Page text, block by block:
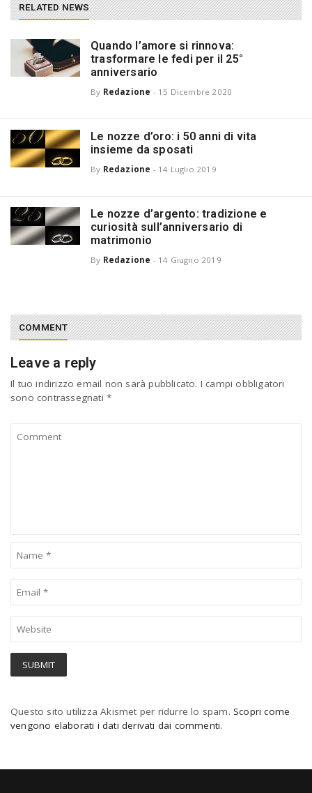
RELATED NEWS
Quando l’amore si rinnova:
trasformare le fedi per il 25°
anniversario
By Redazione - 15 Dicembre 2020
Le nozze d’oro: i 50 anni di vita
insieme da sposati
By Redazione - 14 Luglio 2019
Le nozze d’argento: tradizione e
curiosità sull’anniversario di
matrimonio
By Redazione - 14 Giugno 2019
COMMENT
Leave a reply
Il tuo indirizzo email non sarà pubblicato. I campi obbligatori
sono contrassegnati *
Questo sito utilizza Akismet per ridurre lo spam. Scopri come
vengono elaborati i dati derivati dai commenti.